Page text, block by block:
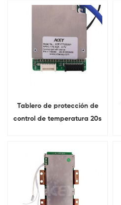
Tablero de protección de
control de temperatura 20s